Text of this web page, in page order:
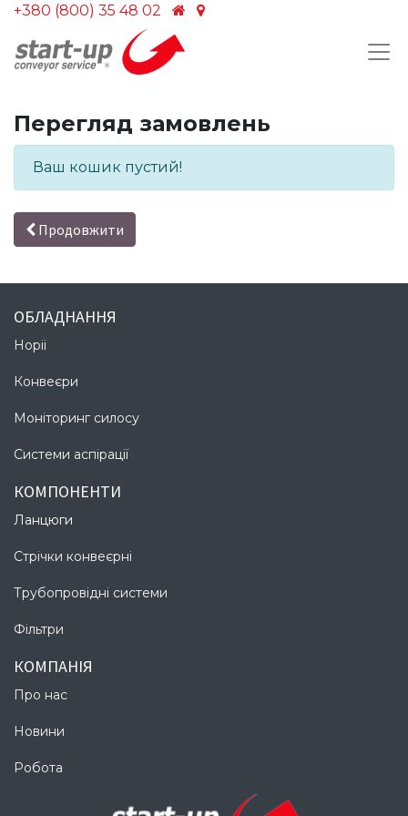
+380 (800) 35 48 02
Перегляд замовлень
Ваш кошик пустий!
Продовжити
ОБЛАДНАННЯ
Норіі
Конвеєри
Моніторинг силосу
Системи аспірації​
КОМПОНЕНТИ
Ланцюги
Стрічки конвеєрні
Трубопровідні системи
Фільтри
КОМПАНІЯ
Про нас
Новини
Робота